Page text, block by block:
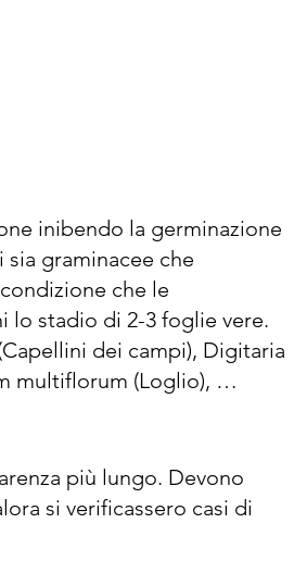
inibendo la germinazione
graminacee che
che le
lo stadio di 2-3 foglie vere.
dei campi), Digitaria
multiflorum (Loglio),
retroflexus
bursa-pastoris (Borsa
album (Farinello
aparine (Attaccamano),
più lungo. Devono
si verificassero casi di